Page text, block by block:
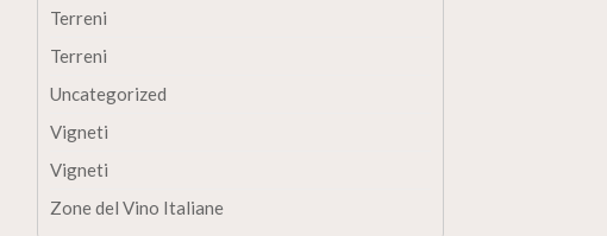
Terreni
Terreni
Uncategorized
Vigneti
Vigneti
Zone del Vino Italiane